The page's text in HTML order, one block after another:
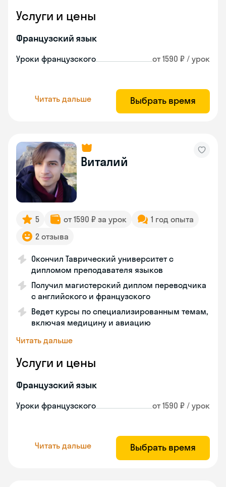
Услуги и цены
Французский язык
Уроки французского от 1590 ₽ / урок
Читать дальше Выбрать время
Виталий
5 от 1590 ₽ за урок
1 год опыта
2 отзыва
Окончил Таврический университет с
дипломом преподавателя языков
Получил магистерский диплом переводчика
с английского и французского
Ведет курсы по специализированным темам,
включая медицину и авиацию
Читать дальше
Услуги и цены
Французский язык
Уроки французского от 1590 ₽ / урок
Читать дальше Выбрать время